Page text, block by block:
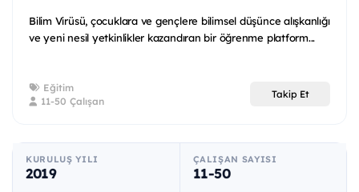
Bilim Virüsü, çocuklara ve gençlere bilimsel düşünce alışkanlığı
ve yeni nesil yetkinlikler kazandıran bir öğrenme platform...
Eğitim
11-50 Çalışan
Takip Et
KURULUŞ YILI
2019
ÇALIŞAN SAYISI
11-50